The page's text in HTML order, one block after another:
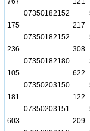
07350182152
175
217
07350182152
236
308
07350182180
105
622
07350203150
181
122
07350203151
603
209